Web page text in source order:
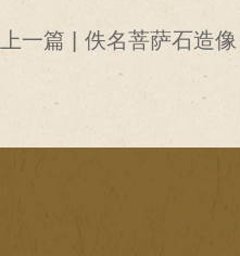
上一篇 | 佚名菩萨石造像